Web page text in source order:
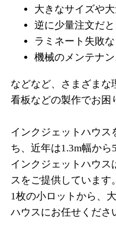
大きなサイズや
逆に少量注文だ
ラミネート失敗
機械のメンテナ
などなど、さまざまな
看板などの製作でお困
インクジェットハウス
ち、近年は1.3m幅か
インクジェットハウス
スをご提供しています
1枚の小ロットから、
ハウスにお任せくださ